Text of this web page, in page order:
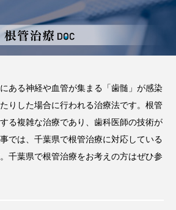
ク
ある神経や血管が集まる「歯髄」が感染
りした場合に行われる治療法です。根管
る複雑な治療であり、歯科医師の技術が
では、千葉県で根管治療に対応している
千葉県で根管治療をお考えの方はぜひ参